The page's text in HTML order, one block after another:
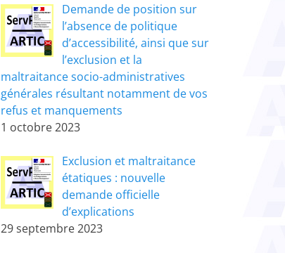
Demande de position sur
l’absence de politique
d’accessibilité, ainsi que sur
l’exclusion et la
maltraitance socio-administratives
générales résultant notamment de vos
refus et manquements
1 octobre 2023
Exclusion et maltraitance
étatiques : nouvelle
demande officielle
d’explications
29 septembre 2023